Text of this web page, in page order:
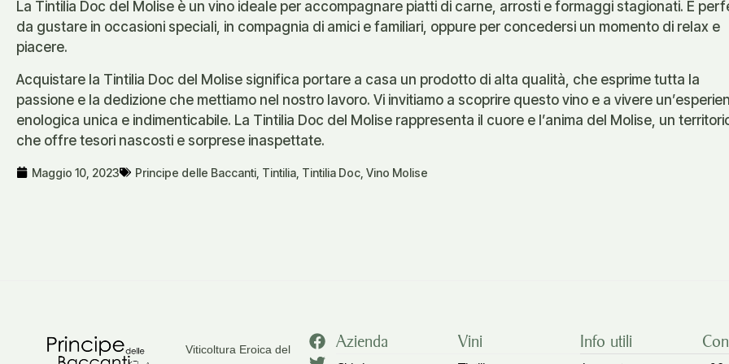
La Tintilia Doc del Molise è un vino ideale per accompagnare piatti di carne, arrosti e formaggi stagionati. È
da gustare in occasioni speciali, in compagnia di amici e familiari, oppure per concedersi un momento di relax e
piacere.
Acquistare la Tintilia Doc del Molise significa portare a casa un prodotto di alta qualità, che esprime tutta la
passione e la dedizione che mettiamo nel nostro lavoro. Vi invitiamo a scoprire questo vino e a vivere
enologica unica e indimenticabile. La Tintilia Doc del Molise rappresenta il cuore e l’anima del Molise, un
che offre tesori nascosti e sorprese inaspettate.
Maggio 10, 2023 Principe delle Baccanti Tintilia Tintilia Doc Vino Molise
Viticoltura Eroica del
Azienda Vini Info utili